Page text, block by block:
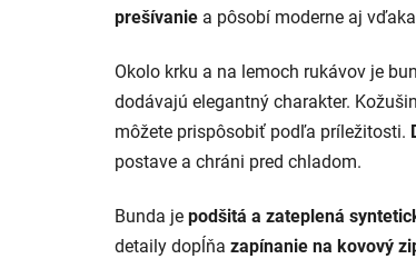
prešívanie a pôsobí moderne aj
Okolo krku a na lemoch rukávov je
dodávajú elegantný charakter.
môžete prispôsobiť podľa príležitosti.
postave a chráni pred chladom.
Bunda je podšitá a zateplená
detaily dopĺňa zapínanie na kovový